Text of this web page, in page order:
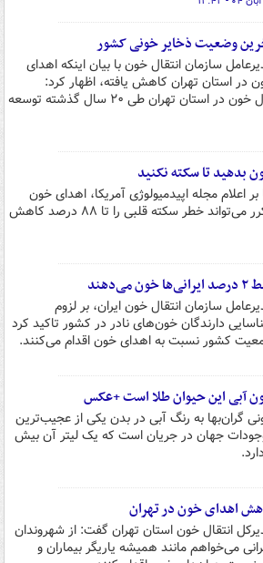
وضعیت ذخایر خونی کشور
سازمان انتقال خون با بیان اینکه اهدای
در استان تهران کاهش یافته، اظهار کرد:
زیرساخت‌های سازمان انتقال خون در استان تهران طی ۲۰ سال گذشته توسعه
بدهید تا سکته نکنید
بر اعلام مجله اپیدمیولوژی آمریکا، اهدای خون
مکرر می‌تواند خطر سکته قلبی را تا ۸۸ درصد کاهش
می‌دهند
سازمان انتقال خون ایران، بر لزوم
دارندگان خون‌های نادر در کشور تاکید کرد
کشور نسبت به اهدای خون اقدام می‌کنند.
آبی این حیوان طلا است +عکس
گران‌بها به رنگ آبی در بدن یکی از عجیب‌ترین
جهان در جریان است که یک لیتر آن بیش
اهدای خون در تهران
انتقال خون استان تهران گفت: از شهروندان
می‌خواهم مانند همیشه یاریگر بیماران و